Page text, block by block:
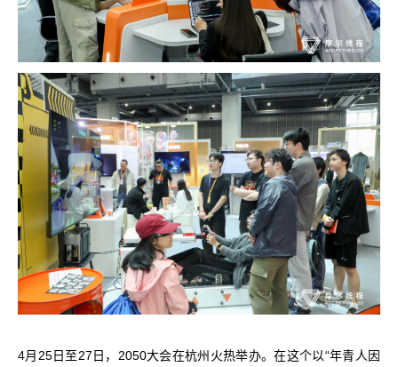
科学计算套件
4月25日至27日，2050大会在杭州火热举办。在这个以“年青人因